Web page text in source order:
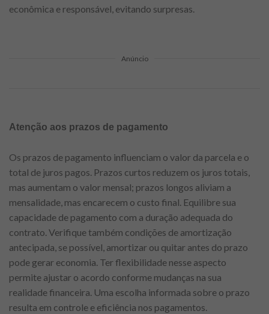
econômica e responsável, evitando surpresas.
Anúncio
Atenção aos prazos de pagamento
Os prazos de pagamento influenciam o valor da parcela e o
total de juros pagos. Prazos curtos reduzem os juros totais,
mas aumentam o valor mensal; prazos longos aliviam a
mensalidade, mas encarecem o custo final. Equilibre sua
capacidade de pagamento com a duração adequada do
contrato. Verifique também condições de amortização
antecipada, se possível, amortizar ou quitar antes do prazo
pode gerar economia. Ter flexibilidade nesse aspecto
permite ajustar o acordo conforme mudanças na sua
realidade financeira. Uma escolha informada sobre o prazo
resulta em controle e eficiência nos pagamentos.